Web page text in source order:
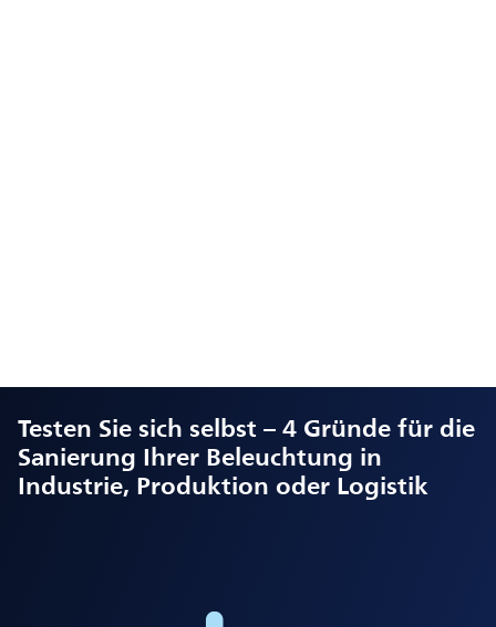
Testen Sie sich selbst – 4 Gründe für die
Sanierung Ihrer Beleuchtung in
Industrie, Produktion oder Logistik